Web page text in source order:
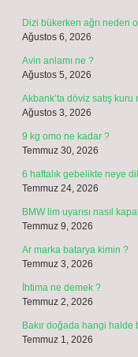
Dizi bükerken ağrı neden
Ağustos 6, 2026
Avin anlamı ne ?
Ağustos 5, 2026
Akbank’ta döviz satış kuru
Ağustos 3, 2026
9 kg omo ne kadar ?
Temmuz 30, 2026
6 haftalık gebelikte neye
Temmuz 24, 2026
BMW lim uyarısı nasıl
Temmuz 9, 2026
Ar marka batarya kimin ?
Temmuz 3, 2026
İhtima ne demek ?
Temmuz 2, 2026
Bakır doğada hangi halde
Temmuz 1, 2026